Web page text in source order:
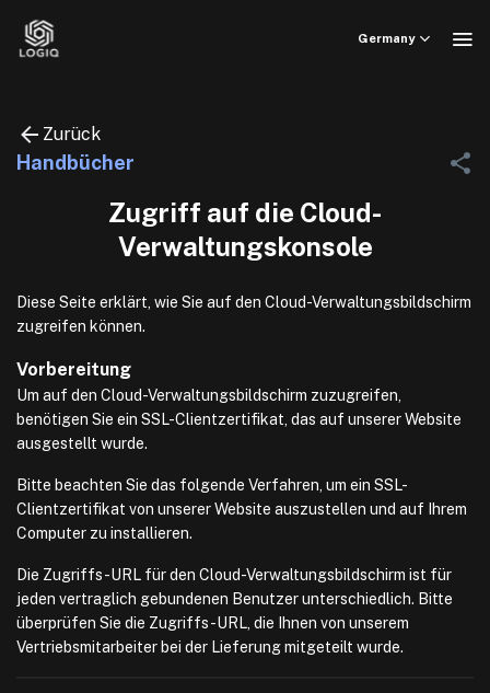
Germany
Zurück
Handbücher
Zugriff auf die Cloud-
Verwaltungskonsole
Diese Seite erklärt, wie Sie auf den Cloud-Verwaltungsbildschirm
zugreifen können.
Vorbereitung
Um auf den Cloud-Verwaltungsbildschirm zuzugreifen,
benötigen Sie ein SSL-Clientzertifikat, das auf unserer Website
ausgestellt wurde.
Bitte beachten Sie das folgende Verfahren, um ein SSL-
Clientzertifikat von unserer Website auszustellen und auf Ihrem
Computer zu installieren.
Die Zugriffs-URL für den Cloud-Verwaltungsbildschirm ist für
jeden vertraglich gebundenen Benutzer unterschiedlich. Bitte
überprüfen Sie die Zugriffs-URL, die Ihnen von unserem
Vertriebsmitarbeiter bei der Lieferung mitgeteilt wurde.